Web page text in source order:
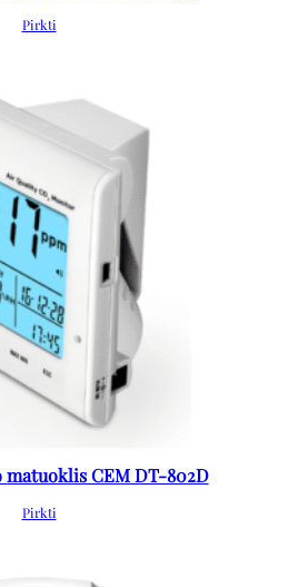
Pirkti
CEM DT-802D
Pirkti